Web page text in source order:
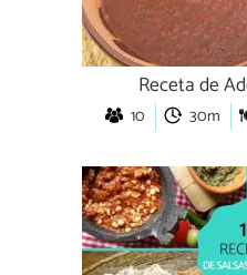
Receta de
10 30m